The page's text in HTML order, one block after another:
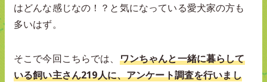
はどんな感じなの！？と気になっている愛犬家の方も
多いはず。
そこで今回こちらでは、 ワンちゃんと一緒に暮らして
いる飼い主さん219人に、アンケート調査を行いまし